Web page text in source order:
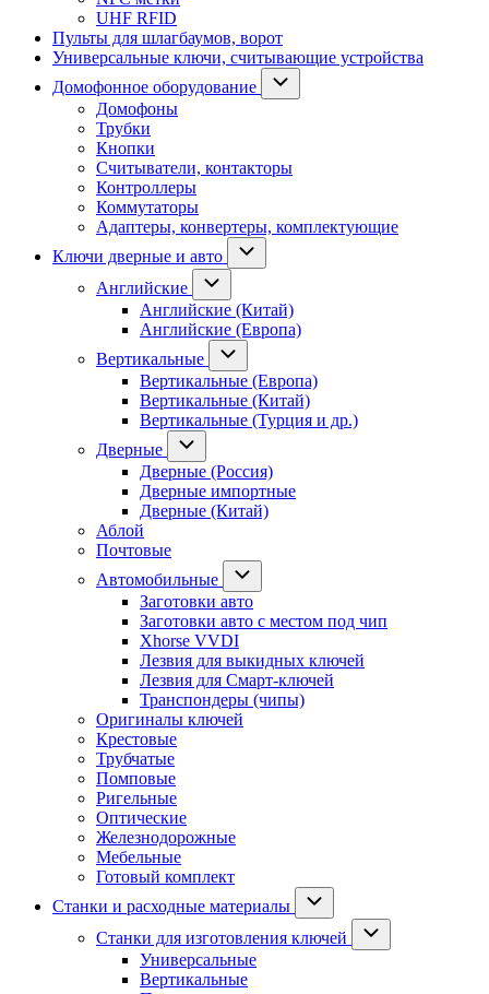
UHF RFID
Пульты для шлагбаумов, ворот
Универсальные ключи, считывающие устройства
Домофонное оборудование
Домофоны
Трубки
Кнопки
Считыватели, контакторы
Контроллеры
Коммутаторы
Адаптеры, конвертеры, комплектующие
Ключи дверные и авто
Английские
Английские (Китай)
Английские (Европа)
Вертикальные
Вертикальные (Европа)
Вертикальные (Китай)
Вертикальные (Турция и др.)
Дверные
Дверные (Россия)
Дверные импортные
Дверные (Китай)
Аблой
Почтовые
Автомобильные
Заготовки авто
Заготовки авто с местом под чип
Xhorse VVDI
Лезвия для выкидных ключей
Лезвия для Смарт-ключей
Транспондеры (чипы)
Оригиналы ключей
Крестовые
Трубчатые
Помповые
Ригельные
Оптические
Железнодорожные
Мебельные
Готовый комплект
Станки и расходные материалы
Станки для изготовления ключей
Универсальные
Вертикальные